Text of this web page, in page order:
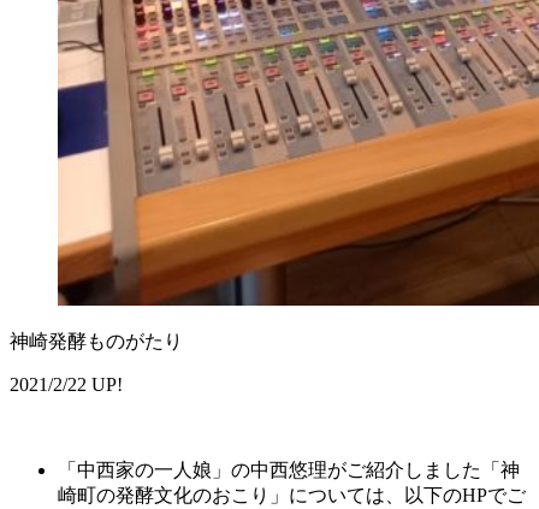
神崎発酵ものがたり
2021/2/22 UP!
「中西家の一人娘」の中西悠理がご紹介しました「神
崎町の発酵文化のおこり」については、以下のHPでご